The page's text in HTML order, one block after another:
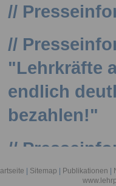
//
//
"Lehrkräfte
endlich
bezahlen!"
//
Sitemap Publikationen